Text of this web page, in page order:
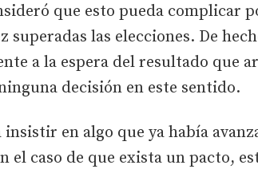
que esto pueda complicar
superadas las elecciones. De
a la espera del resultado que
decisión en este sentido.
en algo que ya había
el caso de que exista un pacto,